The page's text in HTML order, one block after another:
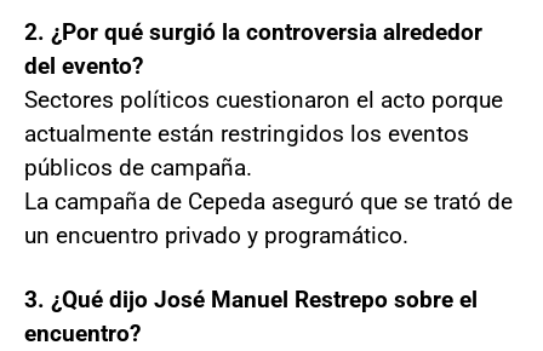
2. ¿Por qué surgió la controversia alrededor
del evento?
Sectores políticos cuestionaron el acto porque
actualmente están restringidos los eventos
públicos de campaña.
La campaña de Cepeda aseguró que se trató de
un encuentro privado y programático.
3. ¿Qué dijo José Manuel Restrepo sobre el
encuentro?